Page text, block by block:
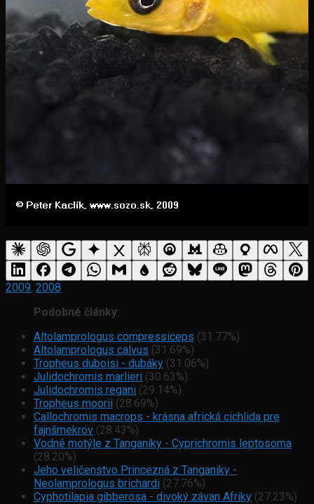
2009, 2008
Podobné články:
Altolamprologus compressiceps (31.77%)
Altolamprologus calvus (31.69%)
Tropheus duboisi - dubáky (31.06%)
Julidochromis marlieri (30.63%)
Julidochromis regani (29.14%)
Tropheus moorii (28.69%)
Callochromis macrops - krásna africká cichlida pre
fajnšmekrov (28.43%)
Vodné motýle z Tanganiky - Cyprichromis leptosoma
(28.20%)
Jeho veličenstvo Princezná z Tanganiky -
Neolamprologus brichardi (27.76%)
Cyphotilapia gibberosa - divoký závan Afriky (27.23%)